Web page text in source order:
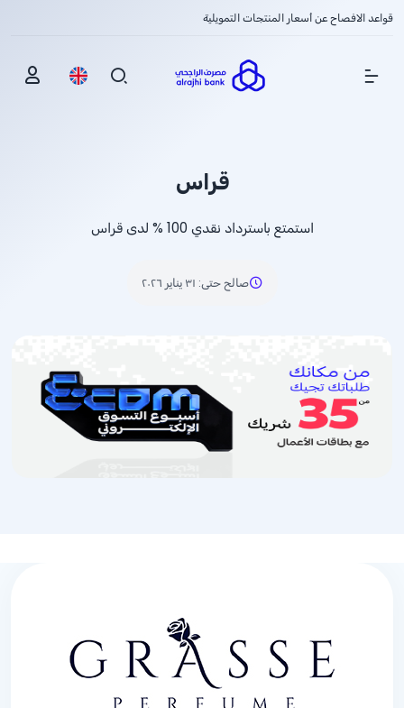
قواعد الافصاح عن أسعار المنتجات التمويلية
Show Menu
قراس
استمتع باسترداد نقدي % 100 لدى قراس
صالح حتى: ٣١ يناير ٢٠٢٦